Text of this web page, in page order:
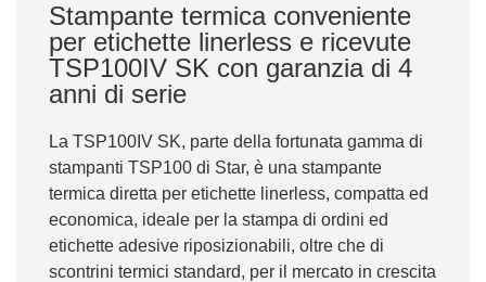
Stampante termica conveniente
per etichette linerless e ricevute
TSP100IV SK con garanzia di 4
anni di serie
La TSP100IV SK, parte della fortunata gamma di
stampanti TSP100 di Star, è una stampante
termica diretta per etichette linerless, compatta ed
economica, ideale per la stampa di ordini ed
etichette adesive riposizionabili, oltre che di
scontrini termici standard, per il mercato in crescita